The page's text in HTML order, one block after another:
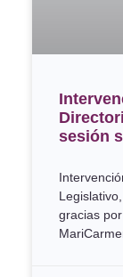
sesión
gracias